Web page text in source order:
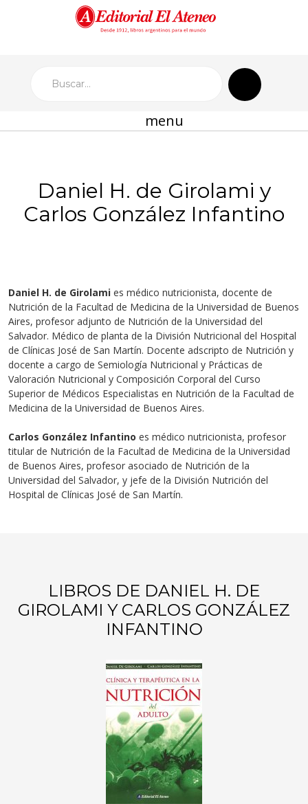
menu
Daniel H. de Girolami y
Carlos González Infantino
Daniel H. de Girolami es médico nutricionista, docente de
Nutrición de la Facultad de Medicina de la Universidad de Buenos
Aires, profesor adjunto de Nutrición de la Universidad del
Salvador. Médico de planta de la División Nutricional del Hospital
de Clínicas José de San Martín. Docente adscripto de Nutrición y
docente a cargo de Semiología Nutricional y Prácticas de
Valoración Nutricional y Composición Corporal del Curso
Superior de Médicos Especialistas en Nutrición de la Facultad de
Medicina de la Universidad de Buenos Aires.
Carlos González Infantino es médico nutricionista, profesor
titular de Nutrición de la Facultad de Medicina de la Universidad
de Buenos Aires, profesor asociado de Nutrición de la
Universidad del Salvador, y jefe de la División Nutrición del
Hospital de Clínicas José de San Martín.
LIBROS DE DANIEL H. DE
GIROLAMI Y CARLOS GONZÁLEZ
INFANTINO